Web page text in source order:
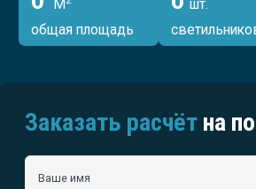
М
общая площадь
шт.
Заказать расчёт на
Ваше имя